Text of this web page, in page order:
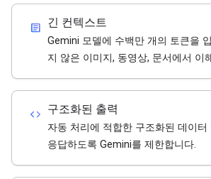
article 긴 컨텍스트
Gemini 모델에 수백만 개의 토큰을
지 않은 이미지, 동영상, 문서에서 이
code 구조화된 출력
자동 처리에 적합한 구조화된 데이터
응답하도록 Gemini를 제한합니다.